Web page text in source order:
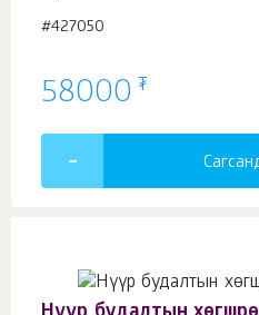
#427050
58000 ₮